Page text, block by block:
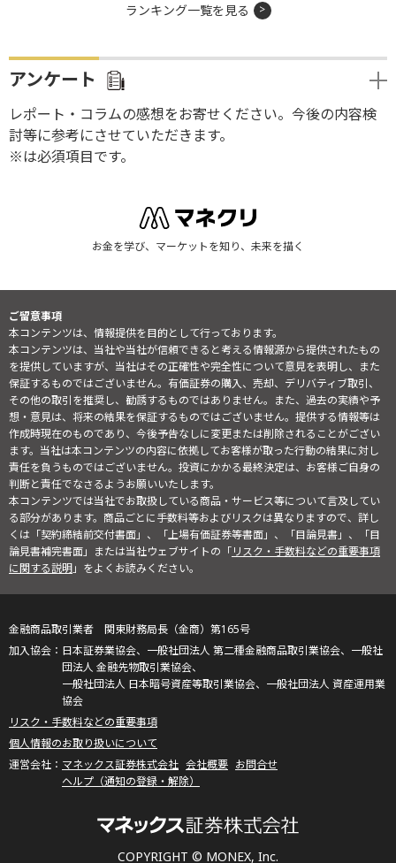
ランキング一覧を見る
アンケート
レポート・コラムの感想をお寄せください。今後の内容検
討等に参考にさせていただきます。
※は必須項目です。
お金を学び、マーケットを知り、未来を描く
ご留意事項
本コンテンツは、情報提供を目的として行っております。
本コンテンツは、当社や当社が信頼できると考える情報源から提供されたもの
を提供していますが、当社はその正確性や完全性について意見を表明し、また
保証するものではございません。有価証券の購入、売却、デリバティブ取引、
その他の取引を推奨し、勧誘するものではありません。また、過去の実績や予
想・意見は、将来の結果を保証するものではございません。提供する情報等は
作成時現在のものであり、今後予告なしに変更または削除されることがござい
ます。当社は本コンテンツの内容に依拠してお客様が取った行動の結果に対し
責任を負うものではございません。投資にかかる最終決定は、お客様ご自身の
判断と責任でなさるようお願いいたします。
本コンテンツでは当社でお取扱している商品・サービス等について言及してい
る部分があります。商品ごとに手数料等およびリスクは異なりますので、詳し
くは「契約締結前交付書面」、「上場有価証券等書面」、「目論見書」、「目
論見書補完書面」または当社ウェブサイトの「リスク・手数料などの重要事項
に関する説明」をよくお読みください。
COPYRIGHT © MONEX, Inc.
金融商品取引業者 関東財務局長（金商）第165号
日本証券業協会、一般社団法人 第二種金融商品取引業協会、一般社
団法人 金融先物取引業協会、
一般社団法人 日本暗号資産等取引業協会、一般社団法人 資産運用業
協会
リスク・手数料などの重要事項
個人情報のお取り扱いについて
マネックス証券株式会社 会社概要 お問合せ
ヘルプ（通知の登録・解除）